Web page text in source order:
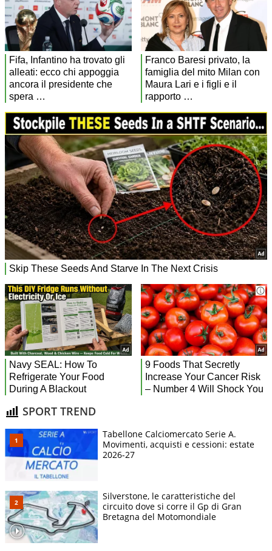
SPORT TREND
Tabellone Calciomercato Serie A.
Movimenti, acquisti e cessioni: estate
2026-27
Silverstone, le caratteristiche del
circuito dove si corre il Gp di Gran
Bretagna del Motomondiale